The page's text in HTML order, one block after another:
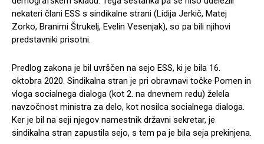
nekateri člani ESS s sindikalne strani (Lidija Jerkič, Matej
Zorko, Branimi Štrukelj, Evelin Vesenjak), so pa bili njihovi
predstavniki prisotni.
Predlog zakona je bil uvrščen na sejo ESS, ki je bila 16.
oktobra 2020. Sindikalna stran je pri obravnavi točke Pomen in
vloga socialnega dialoga (kot 2. na dnevnem redu) želela
navzočnost ministra za delo, kot nosilca socialnega dialoga.
Ker je bil na seji njegov namestnik državni sekretar, je
sindikalna stran zapustila sejo, s tem pa je bila seja prekinjena.